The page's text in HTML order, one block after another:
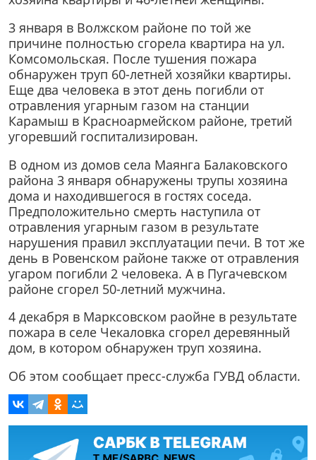
3 января в Волжском районе по той же
причине полностью сгорела квартира на ул.
Комсомольская. После тушения пожара
обнаружен труп 60-летней хозяйки квартиры.
Еще два человека в этот день погибли от
отравления угарным газом на станции
Карамыш в Красноармейском районе, третий
угоревший госпитализирован.
В одном из домов села Маянга Балаковского
района 3 января обнаружены трупы хозяина
дома и находившегося в гостях соседа.
Предположительно смерть наступила от
отравления угарным газом в результате
нарушения правил эксплуатации печи. В тот же
день в Ровенском районе также от отравления
угаром погибли 2 человека. А в Пугачевском
районе сгорел 50-летний мужчина.
4 декабря в Марксовском раойне в результате
пожара в селе Чекаловка сгорел деревянный
дом, в котором обнаружен труп хозяина.
Об этом сообщает пресс-служба ГУВД области.